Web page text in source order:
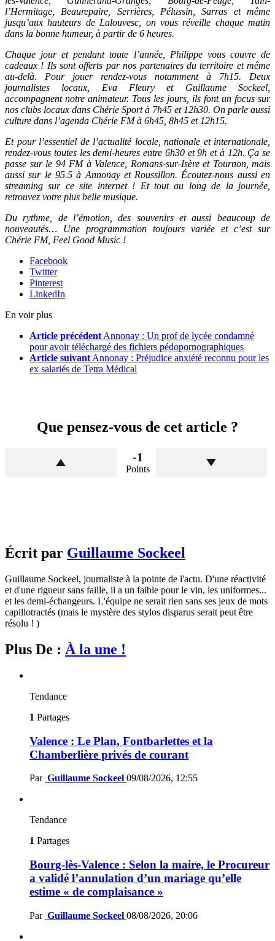
l’Hermitage, Beaurepaire, Serrières, Pélussin, Sarras et même
jusqu’aux hauteurs de Lalouvesc, on vous réveille chaque matin
dans la bonne humeur, à partir de 6 heures.
Chaque jour et pendant toute l’année, Philippe vous couvre de
cadeaux ! Ils sont offerts par nos partenaires du territoire et même
au-delà. Pour jouer rendez-vous notamment à 7h15. Deux
journalistes locaux, Eva Fleury et Guillaume Sockeel,
accompagnent notre animateur. Tous les jours, ils font un focus sur
nos clubs locaux dans Chérie Sport à 7h45 et 12h30. On parle aussi
culture dans l’agenda Chérie FM à 6h45, 8h45 et 12h15.
Et pour l’essentiel de l’actualité locale, nationale et internationale,
rendez-vous toutes les demi-heures entre 6h30 et 9h et à 12h. Ça se
passe sur le 94 FM à Valence, Romans-sur-Isère et Tournon, mais
aussi sur le 95.5 à Annonay et Roussillon. Écoutez-nous aussi en
streaming sur ce site internet ! Et tout au long de la journée,
retrouvez votre plus belle musique.
Du rythme, de l’émotion, des souvenirs et aussi beaucoup de
nouveautés… Une programmation toujours variée et c’est sur
Chérie FM, Feel Good Music !
Facebook
Twitter
Pinterest
LinkedIn
En voir plus
Article précédent Annonay : Un prof de lycée condamné
pour avoir téléchargé des fichiers pédopornographiques
Article suivant Annonay : Préjudice anxiété reconnu pour les
ex salariés de Tetra Médical
Que pensez-vous de cet article ?
-1
Points
Écrit par Guillaume Sockeel
Guillaume Sockeel, journaliste à la pointe de l'actu. D'une réactivité
et d'une rigueur sans faille, il a un faible pour le vin, les uniformes...
et les demi-échangeurs. L'équipe ne serait rien sans ses jeux de mots
capillotractés (mais le mystère des stylos disparus serait peut être
résolu ! )
Plus De : À la une !
Tendance
1 Partages
Valence : Le Plan, Fontbarlettes et la
Chamberlière privés de courant
Par Guillaume Sockeel 09/08/2026, 12:55
Tendance
1 Partages
Bourg-lès-Valence : Selon la maire, le Procureur
a validé l’annulation d’un mariage qu’elle
estime « de complaisance »
Par Guillaume Sockeel 08/08/2026, 20:06